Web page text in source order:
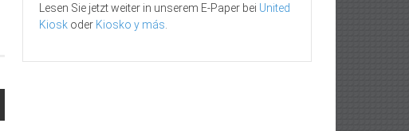
Lesen Sie jetzt weiter in unserem E-Paper bei United
Kiosk oder Kiosko y más